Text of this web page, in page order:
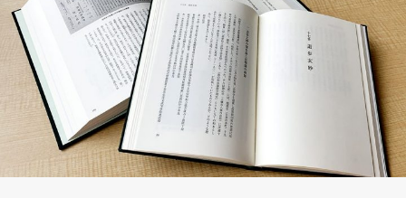
制作実績
企業情報
採用情報
パートナーシップ
お問い合わせ